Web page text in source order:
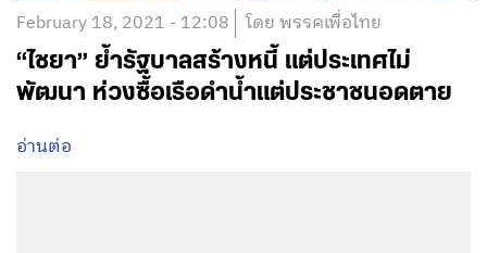
February 18, 2021 - 12:08 โดย พรรคเพื่อไทย
“ไชยา” ย้ำรัฐบาลสร้างหนี้ แต่ประเทศไม่
พัฒนา ห่วงซื้อเรือดำน้ำแต่ประชาชนอดตาย
อ่านต่อ